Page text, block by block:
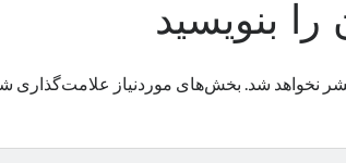
را بنویسید
نخواهد شد. بخش‌های موردنیاز علامت‌گذاری